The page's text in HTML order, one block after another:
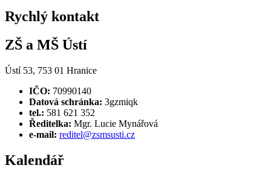
Rychlý kontakt
ZŠ a MŠ Ústí
Ústí 53, 753 01 Hranice
IČO: 70990140
Datová schránka: 3gzmiqk
tel.: 581 621 352
Ředitelka: Mgr. Lucie Mynářová
e-mail: reditel@zsmsusti.cz
Kalendář